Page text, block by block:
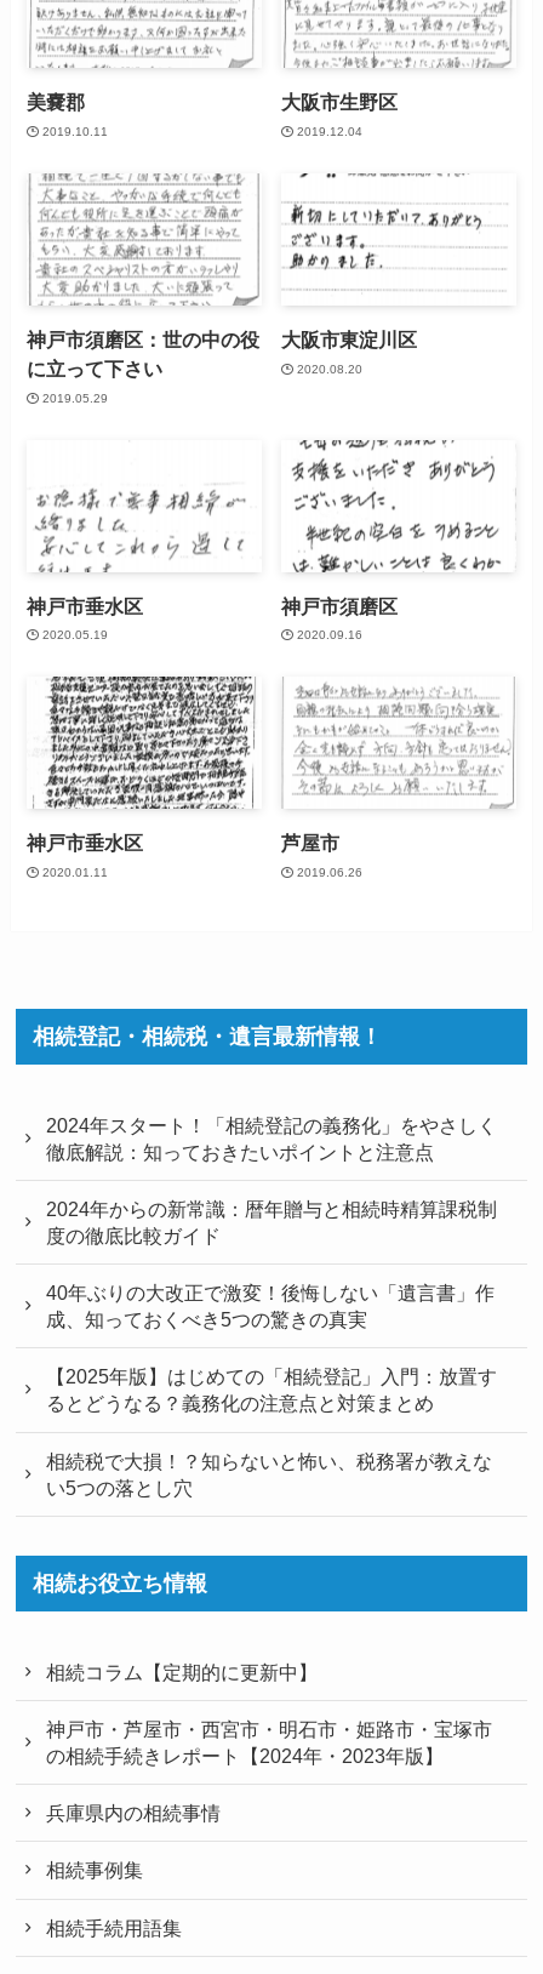
美嚢郡
2019.10.11
大阪市生野区
2019.12.04
神戸市須磨区：世の中の役
に立って下さい
2019.05.29
大阪市東淀川区
2020.08.20
神戸市垂水区
2020.05.19
神戸市須磨区
2020.09.16
神戸市垂水区
2020.01.11
芦屋市
2019.06.26
相続登記・相続税・遺言最新情報！
2024年スタート！「相続登記の義務化」をやさしく
徹底解説：知っておきたいポイントと注意点
2024年からの新常識：暦年贈与と相続時精算課税制
度の徹底比較ガイド
40年ぶりの大改正で激変！後悔しない「遺言書」作
成、知っておくべき5つの驚きの真実
【2025年版】はじめての「相続登記」入門：放置す
るとどうなる？義務化の注意点と対策まとめ
相続税で大損！？知らないと怖い、税務署が教えな
い5つの落とし穴
相続お役立ち情報
相続コラム【定期的に更新中】
神戸市・芦屋市・西宮市・明石市・姫路市・宝塚市
の相続手続きレポート【2024年・2023年版】
兵庫県内の相続事情
相続事例集
相続手続用語集